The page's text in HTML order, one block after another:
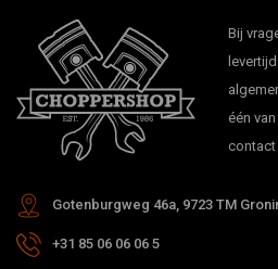
Bij
één
contact
Gotenburgweg 46a, 9723 TM
+31 85 06 06 06 5